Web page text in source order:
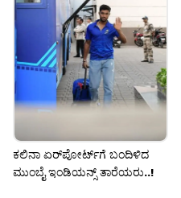
ಕಲಿನಾ ಏರ್‌ಪೋರ್ಟ್‌ಗೆ ಬಂದಿಳಿದ
ಮುಂಬೈ ಇಂಡಿಯನ್ಸ್ ತಾರೆಯರು..!